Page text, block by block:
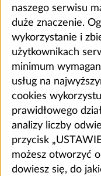
naszego serwisu
duże znaczenie.
wykorzystanie i
użytkownikach
minimum
usług na
cookies
prawidłowego
analizy liczby
przycisk
możesz otworzyć
dowiesz się, do